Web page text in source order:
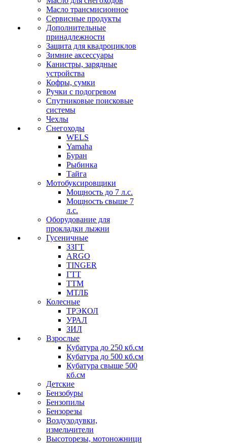
Масло трансмисионное
Сервисные продукты
Дополнительные
принадлежности
Защита для квадроциклов
Зимние аксессуары
Канистры, зарядные
устройства
Кофры, сумки
Ручки с подогревом
Спутниковые поисковые
системы
Чехлы
Снегоходы
WELS
Yamaha
Буран
Рыбинка
Тайга
Мотобуксировщики
Мощность до 7 л.с.
Мощность свыше 7
л.с.
Оборудование для
прокладки лыжни
Гусеничные
ЗЗГТ
ARGO
TINGER
ГТТ
ТТМ
МТЛБ
Колесные
ТРЭКОЛ
УРАЛ
ЗИЛ
Взрослые
Кубатура до 250 кб.см
Кубатура до 500 кб.см
Кубатура свыше 500
кб.см
Детские
Бензобуры
Бензопилы
Бензорезы
Воздуходувки,
измельчители
Высоторезы, мотоножници